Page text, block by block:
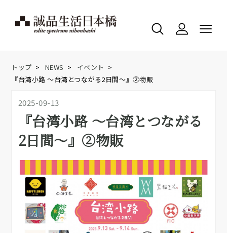
トップ > NEWS > イベント >
『台湾小路 ～台湾とつながる2日間～』②物販
2025-09-13
『台湾小路 ～台湾とつながる
2日間～』②物販